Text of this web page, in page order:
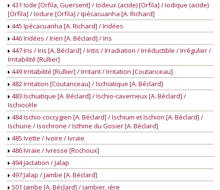
431 Iode [Orfila, Guersent] / Iodeux (acide) [Orfila] / Iodique (acide)
[Orfila] / Iodure [Orfila] / Ipécacuanha [A. Richard]
445 Ipécacuanha [A. Richard] / Iridées
446 Iridées / Irien [A. Béclard] / Iris
447 Iris / Iris [A. Béclard] / Iritis / Irradiation / Irréductible / Irrégulier /
Irritabilité [Rullier]
449 Irritabilité [Rullier] / Irritant / Irritation [Coutanceau]
482 Irritation [Coutanceau] / Ischiatique [A. Béclard]
483 Ischiatique [A. Béclard] / Ischio-caverneux [A. Béclard] /
Ischiocèle
484 Ischio-coccygien [A. Béclard] / Ischium et Ischion [A. Béclard] /
Ischurie / Isochrone / Isthme du Gosier [A. Béclard]
485 Ivette / Ivoire / Ivraie
486 Ivraie / Ivresse [Rochoux]
494 Jactation / Jalap
497 Jalap / Jambe [A. Béclard]
501 Jambe [A. Béclard] / Jambier, ière